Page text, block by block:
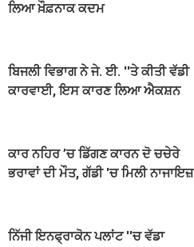
ਲਿਆ ਖ਼ੌਫ਼ਨਾਕ ਕਦਮ
ਬਿਜਲੀ ਵਿਭਾਗ ਨੇ ਜੇ. ਈ. ''ਤੇ ਕੀਤੀ ਵੱਡੀ
ਕਾਰਵਾਈ, ਇਸ ਕਾਰਣ ਲਿਆ ਐਕਸ਼ਨ
ਕਾਰ ਨਹਿਰ ’ਚ ਡਿੱਗਣ ਕਾਰਨ ਦੋ ਚਚੇਰੇ
ਭਰਾਵਾਂ ਦੀ ਮੌਤ, ਗੱਡੀ 'ਚ ਮਿਲੀ ਨਾਜਾਇਜ਼
ਨਿੱਜੀ ਇਨਫ੍ਰਾਕੋਨ ਪਲਾਂਟ ''ਚ ਵੱਡਾ